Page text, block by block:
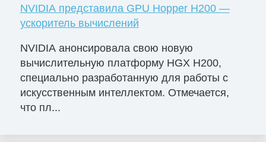
NVIDIA представила GPU Hopper H200 —
ускоритель вычислений
NVIDIA анонсировала свою новую
вычислительную платформу HGX H200,
специально разработанную для работы с
искусственным интеллектом. Отмечается,
что пл...